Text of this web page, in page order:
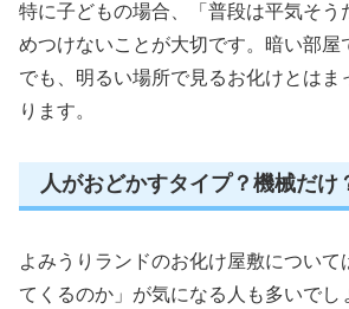
特に子どもの場合、「普段は平気そう
めつけないことが大切です。暗い部屋
でも、明るい場所で見るお化けとはま
ります。
人がおどかすタイプ？機械だけ
よみうりランドのお化け屋敷について
てくるのか」が気になる人も多いでし